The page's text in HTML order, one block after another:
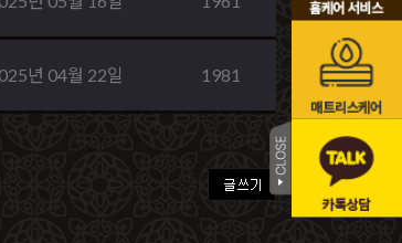
년 04월 22일 1981